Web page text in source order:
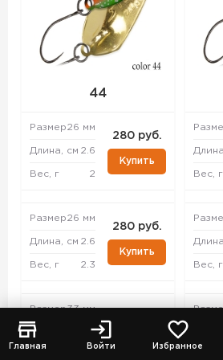
Главная Войти Избранное
44
Размер26 мм
Длина, см 2.6
Вес, г 2
280 руб.
Купить
Размер26 мм
Длина, см 2.6
Вес, г 2.3
280 руб.
Купить
Размер33 мм
Длина, см 3.3
Купить
Вес, г
Вес, г